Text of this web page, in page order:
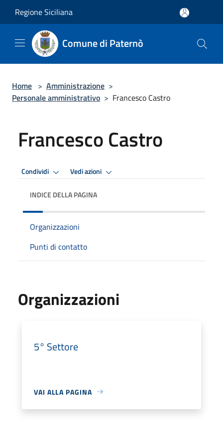
Regione Siciliana
Comune di Paternò
Home > Amministrazione >
Personale amministrativo > Francesco Castro
Francesco Castro
Condividi Vedi azioni
INDICE DELLA PAGINA
Organizzazioni
Punti di contatto
Organizzazioni
5° Settore
VAI ALLA PAGINA